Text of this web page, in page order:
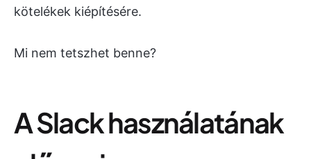
kötelékek kiépítésére.
Mi nem tetszhet benne?
A Slack használatának